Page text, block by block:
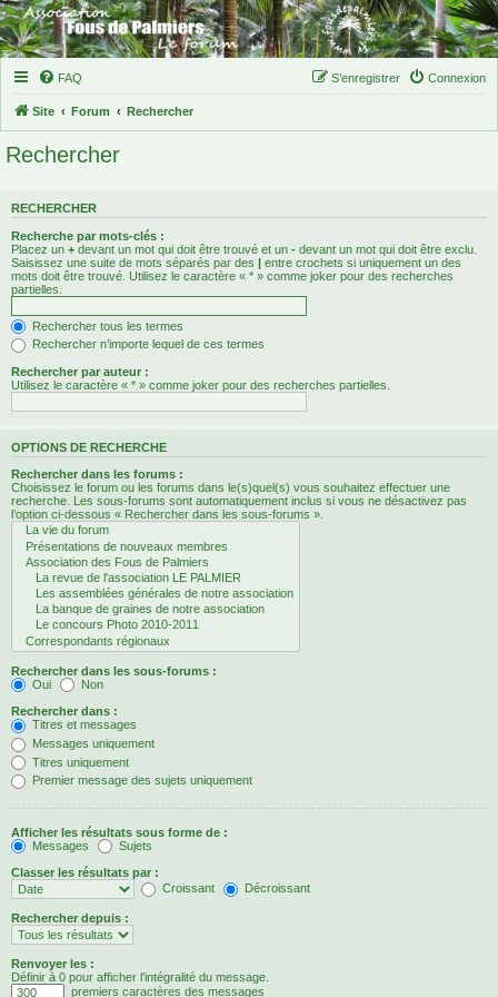
FAQ Connexion
S’enregistrer
Site Forum Rechercher
Rechercher
RECHERCHER
Recherche par mots-clés :
Placez un + devant un mot qui doit être trouvé et un - devant un mot qui doit être exclu.
Saisissez une suite de mots séparés par des | entre crochets si uniquement un des
mots doit être trouvé. Utilisez le caractère « * » comme joker pour des recherches
partielles.
Rechercher tous les termes
Rechercher n’importe lequel de ces termes
Rechercher par auteur :
Utilisez le caractère « * » comme joker pour des recherches partielles.
OPTIONS DE RECHERCHE
Rechercher dans les forums :
Choisissez le forum ou les forums dans le(s)quel(s) vous souhaitez effectuer une
recherche. Les sous-forums sont automatiquement inclus si vous ne désactivez pas
l’option ci-dessous « Rechercher dans les sous-forums ».
Rechercher dans les sous-forums :
Oui
Non
Rechercher dans :
Titres et messages
Messages uniquement
Titres uniquement
Premier message des sujets uniquement
Afficher les résultats sous forme de :
Messages
Sujets
Classer les résultats par :
Croissant
Décroissant
Rechercher depuis :
Renvoyer les :
Définir à 0 pour afficher l’intégralité du message.
premiers caractères des messages